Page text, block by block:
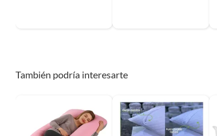
También podría interesarte